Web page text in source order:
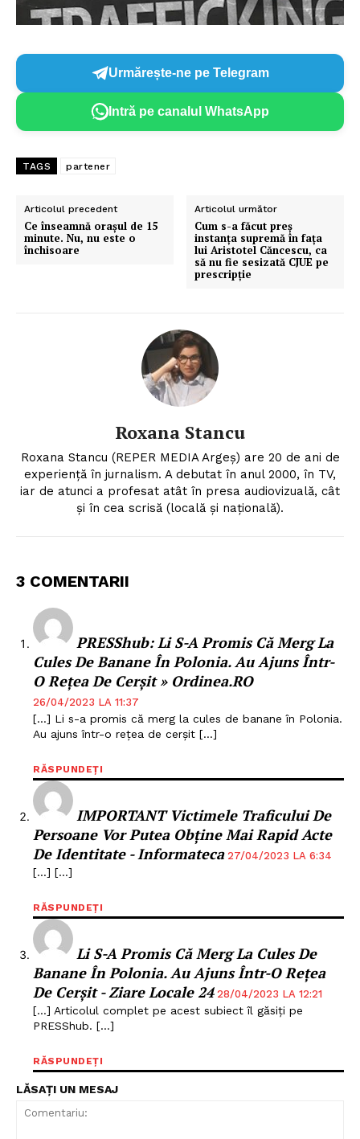
Urmărește-ne pe Telegram
Intră pe canalul WhatsApp
TAGS partener
Articolul precedent
Ce înseamnă orașul de 15
minute. Nu, nu este o
închisoare
Articolul următor
Cum s-a făcut preș
instanța supremă în fața
lui Aristotel Căncescu, ca
să nu fie sesizată CJUE pe
prescripție
Roxana Stancu
Roxana Stancu (REPER MEDIA Argeş) are 20 de ani de
experiență în jurnalism. A debutat în anul 2000, în TV,
iar de atunci a profesat atât în presa audiovizuală, cât
și în cea scrisă (locală și națională).
3 COMENTARII
PRESShub: Li S-A Promis Că Merg La
Cules De Banane În Polonia. Au Ajuns Într-
O Rețea De Cerșit » Ordinea.RO
26/04/2023 LA 11:37
[…] Li s-a promis că merg la cules de banane în Polonia.
Au ajuns într-o rețea de cerșit […]
RĂSPUNDEȚI
IMPORTANT Victimele Traficului De
Persoane Vor Putea Obține Mai Rapid Acte
De Identitate - Informateca 27/04/2023 LA 6:34
[…] […]
RĂSPUNDEȚI
Li S-A Promis Că Merg La Cules De
Banane În Polonia. Au Ajuns Într-O Rețea
De Cerșit - Ziare Locale 24 28/04/2023 LA 12:21
[…] Articolul complet pe acest subiect îl găsiți pe
PRESShub. […]
RĂSPUNDEȚI
LĂSAȚI UN MESAJ